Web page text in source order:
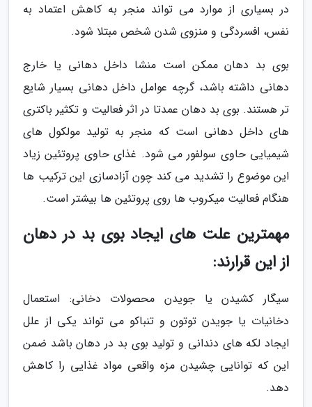
در بسیاری از موارد می تواند منجر به کاهش اعتماد به
نفس، افسردگی و منزوی شدن شخص مبتلا شود.
بوی بد دهان ممکن است منشا داخل دهانی یا خارج
دهانی داشته باشد، گرچه عوامل داخل دهانی بسیار شایع
تر هستند. بوی بد دهان عمدتا در اثر فعالیت و تکثیر باکتری
های داخل دهانی است که منجر به تولید مولکول های
شیمیایی حاوی سولفور می شود. غذای حاوی پروتئین زیاد
این موضوع را تشدید می کند چون آزادسازی این ترکیب ها
هنگام فعالیت میکروب ها روی پروتئین ها بیشتر است.
مهمترین علت های ایجاد بوی بد در دهان
از این قرارند:
سیگار کشیدن یا جویدن محصولات دخانی: استعمال
دخانیات یا جویدن توتون و تنباکو می تواند یکی از علل
ایجاد لکه های دندانی و تولید بوی بد در دهان باشد ضمن
این که توانایی چشیدن مزه واقعی مواد غذایی را کاهش
دهد.